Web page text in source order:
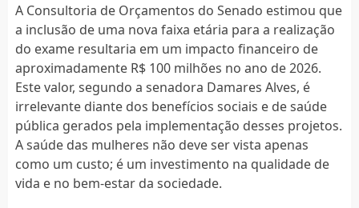
A Consultoria de Orçamentos do Senado estimou que
a inclusão de uma nova faixa etária para a realização
do exame resultaria em um impacto financeiro de
aproximadamente R$ 100 milhões no ano de 2026.
Este valor, segundo a senadora Damares Alves, é
irrelevante diante dos benefícios sociais e de saúde
pública gerados pela implementação desses projetos.
A saúde das mulheres não deve ser vista apenas
como um custo; é um investimento na qualidade de
vida e no bem-estar da sociedade.